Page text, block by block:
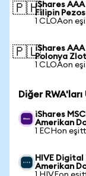
🇵🇭iShares
Filipin
1 CLOAon
🇵🇱iShares
Polonya
1 CLOAon
Diğer
iShares
Amerikan
1 ECHon
HIVE
Amerikan